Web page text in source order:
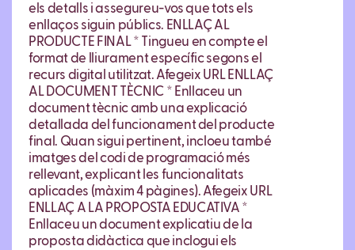
els detalls i assegureu-vos que tots els
enllaços siguin públics. ENLLAÇ AL
PRODUCTE FINAL * Tingueu en compte el
format de lliurament específic segons el
recurs digital utilitzat. Afegeix URL ENLLAÇ
AL DOCUMENT TÈCNIC * Enllaceu un
document tècnic amb una explicació
detallada del funcionament del producte
final. Quan sigui pertinent, incloeu també
imatges del codi de programació més
rellevant, explicant les funcionalitats
aplicades (màxim 4 pàgines). Afegeix URL
ENLLAÇ A LA PROPOSTA EDUCATIVA *
Enllaceu un document explicatiu de la
proposta didàctica que inclogui els